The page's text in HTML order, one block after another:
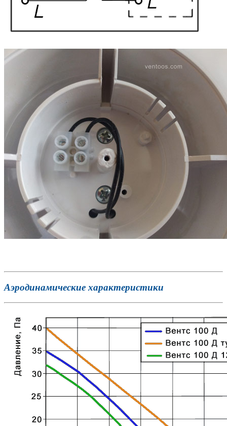
Аэродинамические характеристики